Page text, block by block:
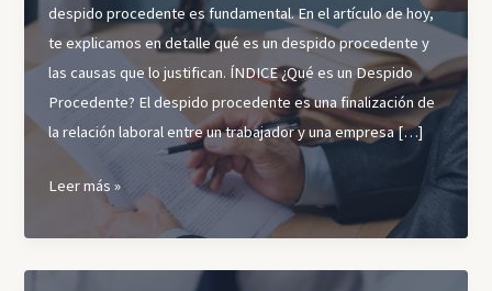
despido procedente es fundamental. En el artículo de hoy,
te explicamos en detalle qué es un despido procedente y
las causas que lo justifican. ÍNDICE ¿Qué es un Despido
Procedente? El despido procedente es una finalización de
la relación laboral entre un trabajador y una empresa […]
Motivos
despido
procedente:
Leer más »